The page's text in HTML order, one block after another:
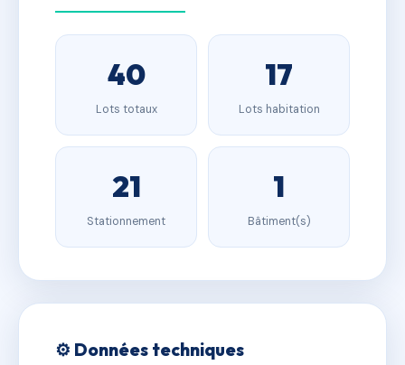
40
Lots totaux
17
Lots habitation
21
Stationnement
1
Bâtiment(s)
⚙️ Données techniques